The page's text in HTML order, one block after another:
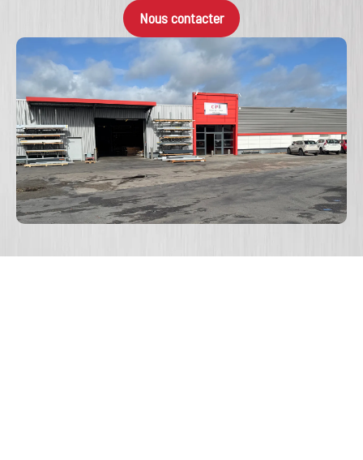
Nous contacter